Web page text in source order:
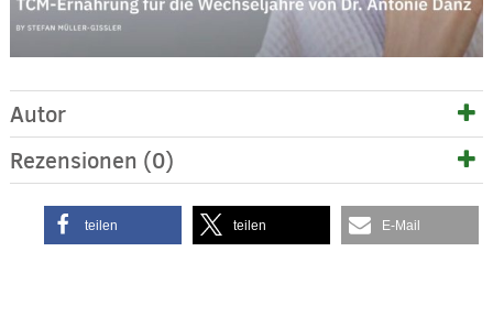
Autor
Rezensionen (0)
teilen teilen E-Mail